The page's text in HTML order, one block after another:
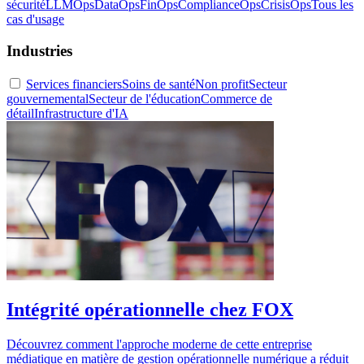
sécuritéLLMOpsDataOpsFinOpsComplianceOpsCrisisOpsTous les
cas d'usage
Industries
Services financiersSoins de santéNon profitSecteur
gouvernementalSecteur de l'éducationCommerce de
détailInfrastructure d'IA
Intégrité opérationnelle chez FOX
Découvrez comment l'approche moderne de cette entreprise
médiatique en matière de gestion opérationnelle numérique a réduit